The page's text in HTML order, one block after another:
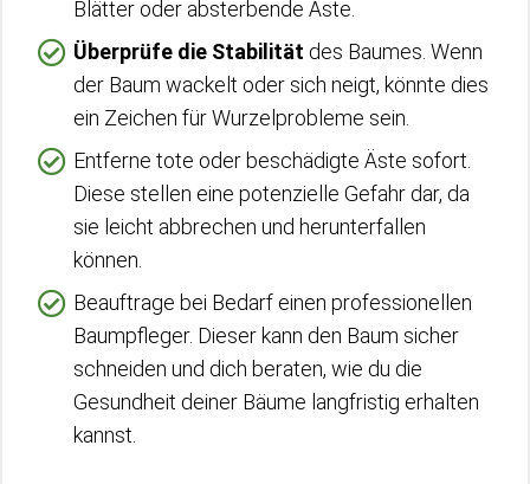
Blätter oder absterbende Äste.
Überprüfe die Stabilität des Baumes. Wenn
der Baum wackelt oder sich neigt, könnte dies
ein Zeichen für Wurzelprobleme sein.
Entferne tote oder beschädigte Äste sofort.
Diese stellen eine potenzielle Gefahr dar, da
sie leicht abbrechen und herunterfallen
können.
Beauftrage bei Bedarf einen professionellen
Baumpfleger. Dieser kann den Baum sicher
schneiden und dich beraten, wie du die
Gesundheit deiner Bäume langfristig erhalten
kannst.